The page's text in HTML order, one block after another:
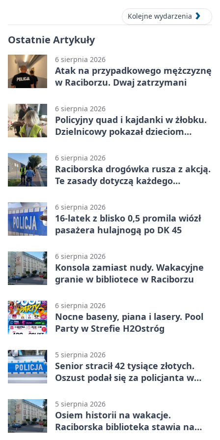
Kolejne wydarzenia
Ostatnie Artykuły
6 sierpnia 2026
Atak na przypadkowego mężczyznę
w Raciborzu. Dwaj zatrzymani
6 sierpnia 2026
Policyjny quad i kajdanki w żłobku.
Dzielnicowy pokazał dzieciom
6 sierpnia 2026
Raciborska drogówka rusza z akcją.
Te zasady dotyczą każdego
6 sierpnia 2026
16-latek z blisko 0,5 promila wiózł
pasażera hulajnogą po DK 45
6 sierpnia 2026
Konsola zamiast nudy. Wakacyjne
granie w bibliotece w Raciborzu
6 sierpnia 2026
Nocne baseny, piana i lasery. Pool
Party w Strefie H2Ostróg
5 sierpnia 2026
Senior stracił 42 tysiące złotych.
Oszust podał się za policjanta w
5 sierpnia 2026
Osiem historii na wakacje.
Raciborska biblioteka stawia na